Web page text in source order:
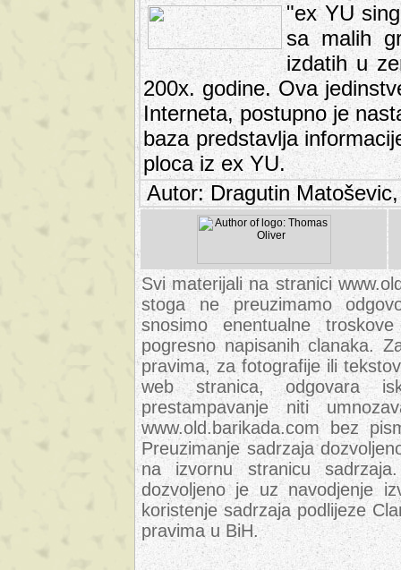
"ex YU
sa malih
izdatih u
200x. godine. Ova
Interneta, postupno je
baza predstavlja
ploca iz ex YU.
Autor: Dragutin
Svi materijali na stranici
stoga ne preuzimamo
snosimo enentualne
pogresno napisanih clanaka.
pravima, za fotografije ili
web stranica, odgovara
prestampavanje niti
www.old.barikada.com bez
Preuzimanje sadrzaja
na izvornu stranicu
dozvoljeno je uz navodjenje
koristenje sadrzaja podlijeze
pravima u BiH.